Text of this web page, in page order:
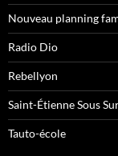
Nouveau planning
Radio Dio
Rebellyon
Saint-Étienne Sous
Tauto-école